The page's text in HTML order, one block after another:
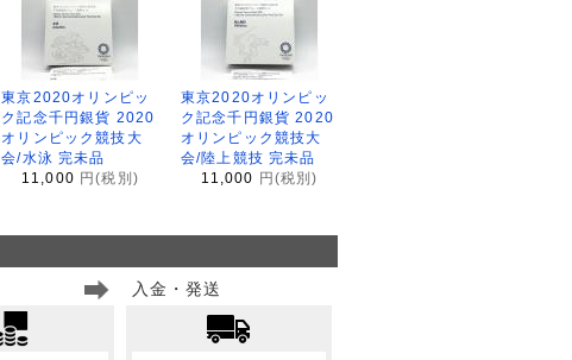
東京2020オリンピッ
ク記念千円銀貨 2020
オリンピック競技大
会/水泳 完未品
11,000 円(税別)
東京2020オリンピッ
ク記念千円銀貨 2020
オリンピック競技大
会/陸上競技 完未品
11,000
円(税別)
入金・発送